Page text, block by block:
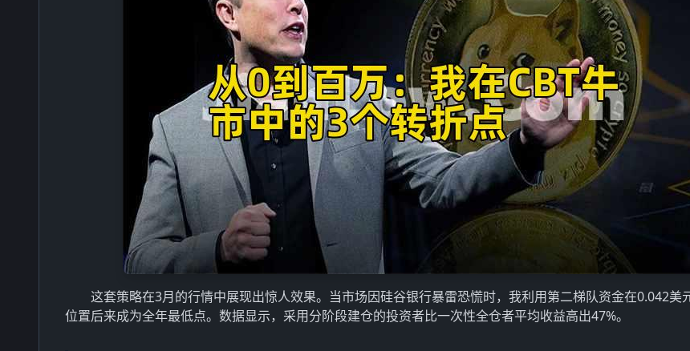
这套策略在3月的行情中展现出惊人效果。当市场因硅谷银行暴雷恐慌时，我利用第二梯队资金在0.042美
位置后来成为全年最低点。数据显示，采用分阶段建仓的投资者比一次性全仓者平均收益高出47%。